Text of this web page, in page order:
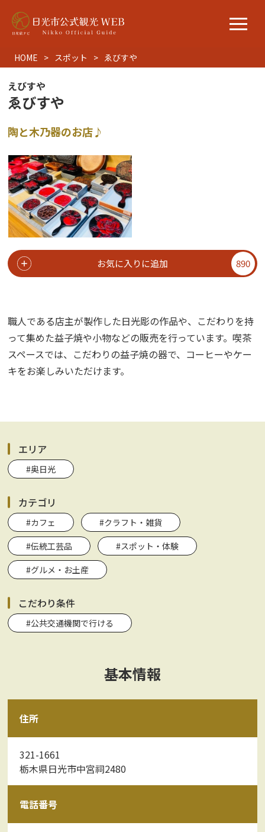
HOME スポット ゑびすや
えびすや
ゑびすや
陶と木乃器のお店♪
お気に入りに追加 890
職人である店主が製作した日光彫の作品や、こだわりを持
って集めた益子焼や小物などの販売を行っています。喫茶
スペースでは、こだわりの益子焼の器で、コーヒーやケー
キをお楽しみいただけます。
エリア
#奥日光
カテゴリ
#カフェ
#クラフト・雑貨
#伝統工芸品
#スポット・体験
#グルメ・お土産
こだわり条件
#公共交通機関で行ける
基本情報
住所
321-1661
栃木県日光市中宮祠2480
電話番号